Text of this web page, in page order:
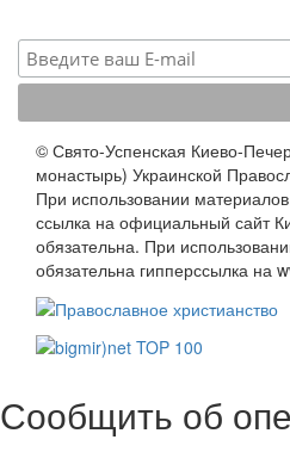
© Свято-Успенская Киево-
монастырь) Украинской
При использовании
ссылка на официальный сайт
обязательна. При
обязательна гипперссылка на
Сообщить об